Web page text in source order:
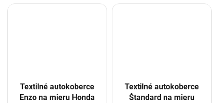
Textilné autokoberce
Enzo na mieru Honda
Textilné autokoberce
Štandard na mieru